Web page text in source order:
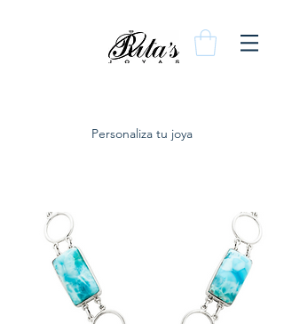
Personaliza tu joya